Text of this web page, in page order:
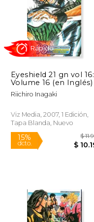
Eyeshield 21 gn vol 16:
Volume 16 (en Inglés)
Riichiro Inagaki
Viz Media, 2007, 1 Edición,
Tapa Blanda, Nuevo